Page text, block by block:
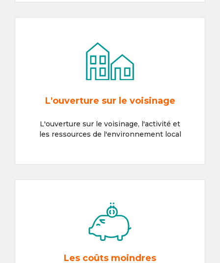
L'ouverture sur le voisinage
L'ouverture sur le voisinage, l'activité et
les ressources de l'environnement local
Les coûts moindres